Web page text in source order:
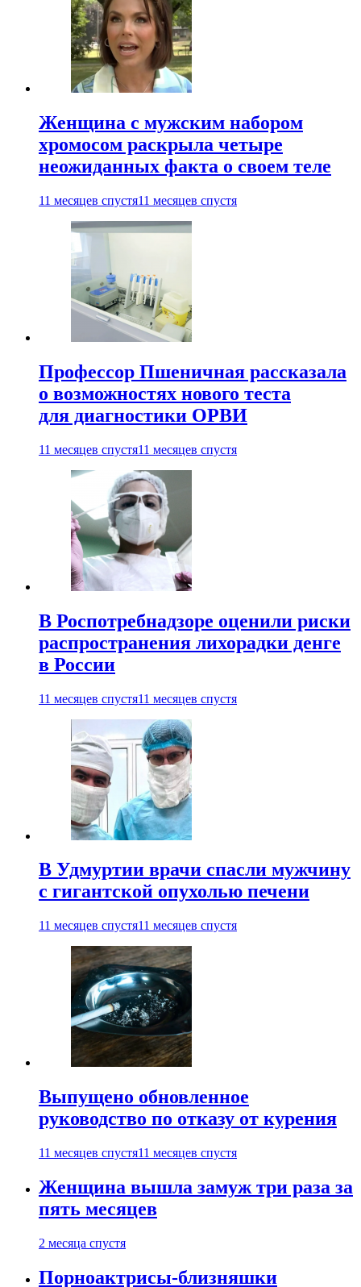
Женщина с мужским набором
хромосом раскрыла четыре
неожиданных факта о своем теле
11 месяцев спустя11 месяцев спустя
Профессор Пшеничная рассказала
о возможностях нового теста
для диагностики ОРВИ
11 месяцев спустя11 месяцев спустя
В Роспотребнадзоре оценили риски
распространения лихорадки денге
в России
11 месяцев спустя11 месяцев спустя
В Удмуртии врачи спасли мужчину
с гигантской опухолью печени
11 месяцев спустя11 месяцев спустя
Выпущено обновленное
руководство по отказу от курения
11 месяцев спустя11 месяцев спустя
Женщина вышла замуж три раза за
пять месяцев
2 месяца спустя
Порноактрисы-близняшки